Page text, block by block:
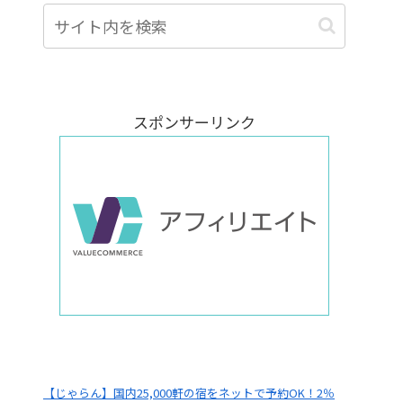
スポンサーリンク
【じゃらん】国内25,000軒の宿をネットで予約OK！2％